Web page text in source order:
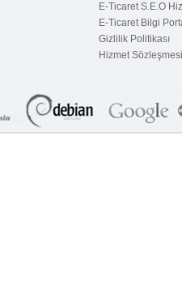
E-Ticaret S.E.O
E-Ticaret Bilgi
Gizlilik Politikası
Hizmet Sözleşmesi